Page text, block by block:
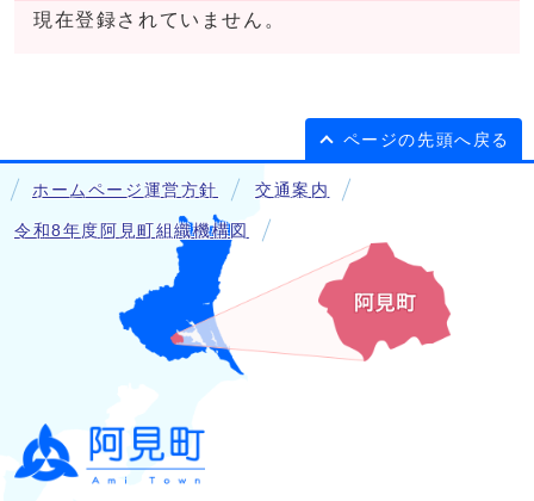
現在登録されていません。
ページの先頭へ戻る
ホームページ運営方針 交通案内
令和8年度阿見町組織機構図